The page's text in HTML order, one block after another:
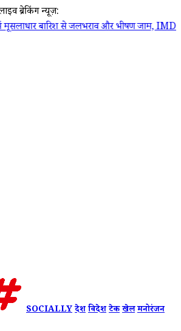
ब्रेकिंग न्यूज़:
जलभराव और भीषण जाम, IMD ने जारी किया
SOCIALLYदेशविदेशटेकखेलमनोरंजन